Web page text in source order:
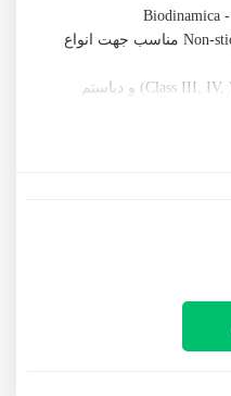
کامپوزیت میکروهایبرید یونیورسال Non-stick مناسب جهت انواع